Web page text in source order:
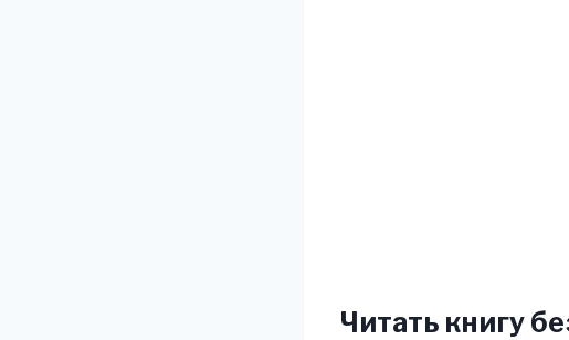
Читать книгу